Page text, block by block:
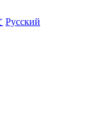
Русский